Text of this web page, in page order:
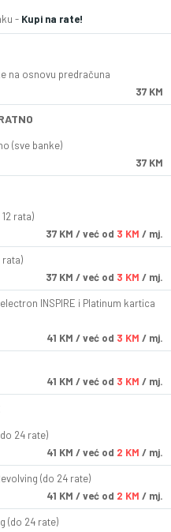
- Kupi na rate!
na osnovu predračuna
37 KM
(sve banke)
37 KM
rata)
37 KM / već od 3 KM / mj.
rata)
37 KM / već od 3 KM / mj.
INSPIRE i Platinum kartica
41 KM / već od 3 KM / mj.
41 KM / već od 3 KM / mj.
24 rate)
41 KM / već od 2 KM / mj.
(do 24 rate)
41 KM / već od 2 KM / mj.
(do 24 rate)